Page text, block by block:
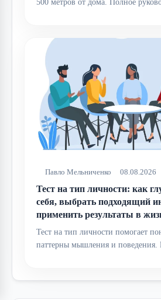
500 метров от дома. Полное
Павло Мельниченко 08.08.2026
Тест на тип личности: как
себя, выбрать подходящий
применить результаты в
Тест на тип личности помогает
паттерны мышления и поведения.